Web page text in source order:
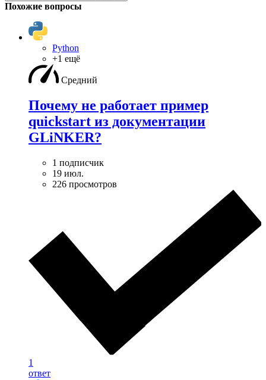
Похожие вопросы
Python
+1 ещё
Средний
Почему не работает пример
quickstart из документации
GLiNKER?
1 подписчик
19 июл.
226 просмотров
1
ответ